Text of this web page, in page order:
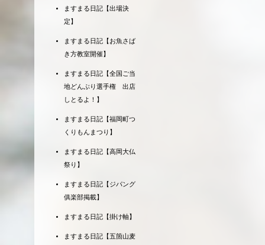
ますまる日記【出場決
定】
ますまる日記【お魚さば
き方教室開催】
ますまる日記【全国ご当
地どんぶり選手権 出店
しとるよ！】
ますまる日記【福岡町つ
くりもんまつり】
ますまる日記【高岡大仏
祭り】
ますまる日記【ジパング
俱楽部掲載】
ますまる日記【掛け軸】
ますまる日記【五箇山麦